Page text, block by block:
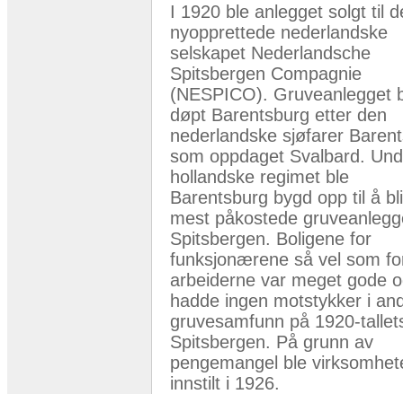
I 1920 ble anlegget solgt til
nyopprettede nederlandske
selskapet Nederlandsche
Spitsbergen Compagnie
(NESPICO). Gruveanlegget
døpt Barentsburg etter den
nederlandske sjøfarer
som oppdaget Svalbard.
hollandske regimet ble
Barentsburg bygd opp til å
mest påkostede
Spitsbergen. Boligene for
funksjonærene så vel som
arbeiderne var meget gode
hadde ingen motstykker i
gruvesamfunn på 1920-
Spitsbergen. På grunn av
pengemangel ble
innstilt i 1926.